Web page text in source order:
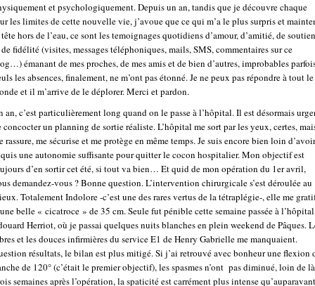
et psychologiquement. Depuis un an, tandis que je découvre chaque
les limites de cette nouvelle vie, j’avoue que ce qui m’a le plus surpris et
hors de l’eau, ce sont les temoignages quotidiens d’amour, d’amitié, de soutien
fidélité (visites, messages téléphoniques, mails, SMS, commentaires sur ce
émanant de mes proches, de mes amis et de bien d’autres, improbables
les absences, finalement, ne m’ont pas étonné. Je ne peux pas répondre à tout le
et il m’arrive de le déplorer. Merci et pardon.
an, c’est particulièrement long quand on le passe à l’hôpital. Il est désormais
concocter un planning de sortie réaliste. L’hôpital me sort par les yeux, certes,
rassure, me sécurise et me protège en même temps. Je suis encore bien loin d’avoir
une autonomie suffisante pour quitter le cocon hospitalier. Mon objectif est
d’en sortir cet été, si tout va bien… Et quid de mon opération du 1er avril,
demandez-vous ? Bonne question. L’intervention chirurgicale s’est déroulée au
Totalement Indolore -c’est une des rares vertus de la tétraplégie-, elle me
belle « cicatroce » de 35 cm. Seule fut pénible cette semaine passée à l’hôpital
Herriot, où je passai quelques nuits blanches en plein weekend de Pâques.
et les douces infirmières du service E1 de Henry Gabrielle me manquaient.
résultats, le bilan est plus mitigé. Si j’ai retrouvé avec bonheur une flexion
de 120° (c’était le premier objectif), les spasmes n’ont pas diminué, loin de
semaines après l’opération, la spaticité est carrément plus intense qu’auparavant